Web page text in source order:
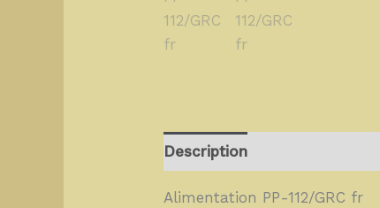
Description
Alimentation PP-112/GRC fr